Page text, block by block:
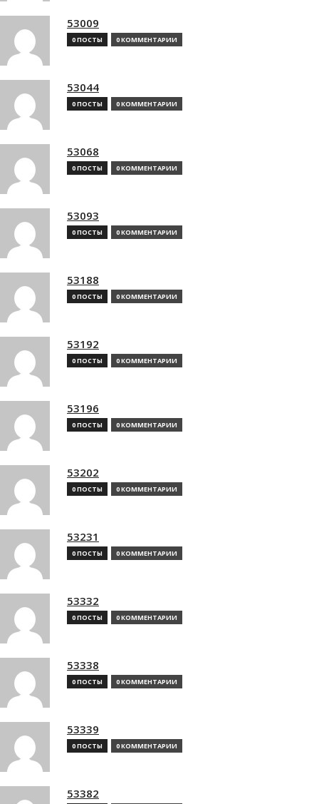
53009
0 ПОСТЫ 0 КОММЕНТАРИИ
53044
0 ПОСТЫ 0 КОММЕНТАРИИ
53068
0 ПОСТЫ 0 КОММЕНТАРИИ
53093
0 ПОСТЫ 0 КОММЕНТАРИИ
53188
0 ПОСТЫ 0 КОММЕНТАРИИ
53192
0 ПОСТЫ 0 КОММЕНТАРИИ
53196
0 ПОСТЫ 0 КОММЕНТАРИИ
53202
0 ПОСТЫ 0 КОММЕНТАРИИ
53231
0 ПОСТЫ 0 КОММЕНТАРИИ
53332
0 ПОСТЫ 0 КОММЕНТАРИИ
53338
0 ПОСТЫ 0 КОММЕНТАРИИ
53339
0 ПОСТЫ 0 КОММЕНТАРИИ
53382